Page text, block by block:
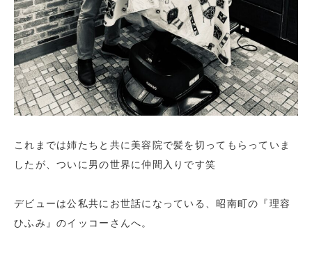
これまでは姉たちと共に美容院で髪を切ってもらっていま
したが、ついに男の世界に仲間入りです笑
デビューは公私共にお世話になっている、昭南町の『理容
ひふみ』のイッコーさんへ。